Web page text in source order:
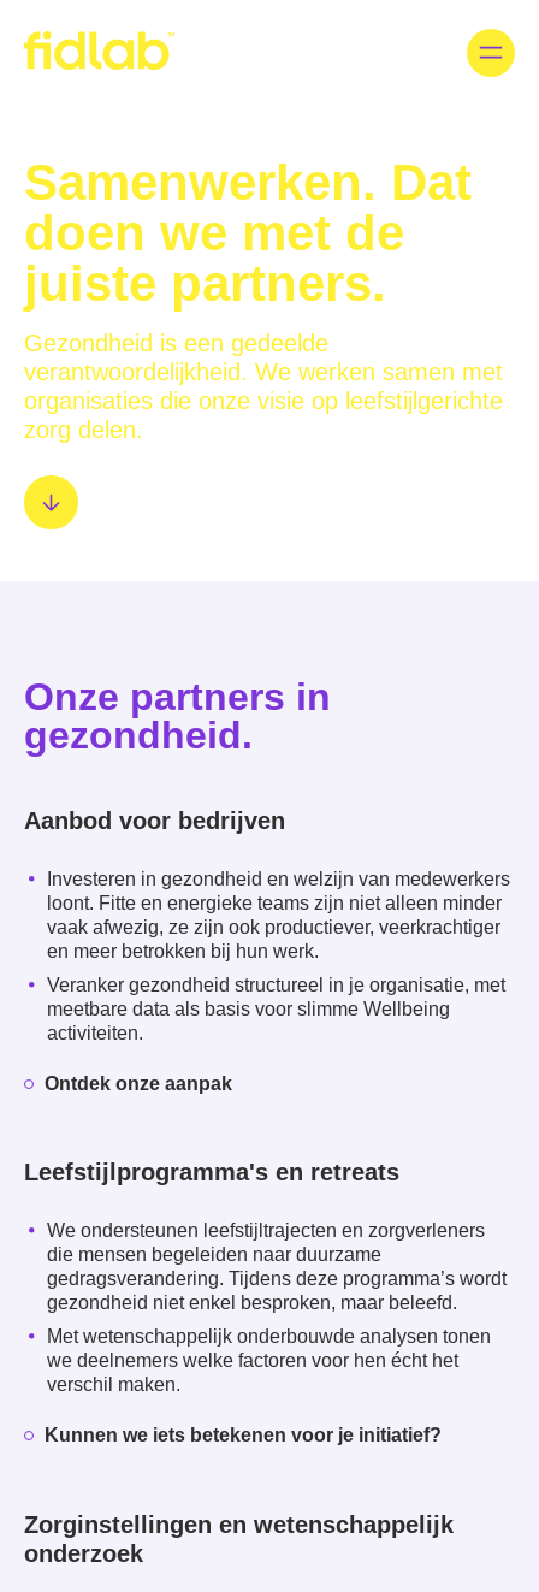
Hoe werkt Fidlab?
Gezondheidsinzichten
Wetenschap
Netwerk
Samenwerken. Dat
doen we met de
juiste partners.
Gezondheid is een gedeelde
verantwoordelijkheid. We werken samen met
organisaties die onze visie op leefstijlgerichte
zorg delen.
Onze partners in
gezondheid.
Aanbod voor bedrijven
Investeren in gezondheid en welzijn van medewerkers
loont. Fitte en energieke teams zijn niet alleen minder
vaak afwezig, ze zijn ook productiever, veerkrachtiger
en meer betrokken bij hun werk.
Veranker gezondheid structureel in je organisatie, met
meetbare data als basis voor slimme Wellbeing
activiteiten.
Ontdek onze aanpak
Leefstijlprogramma's en retreats
We ondersteunen leefstijltrajecten en zorgverleners
die mensen begeleiden naar duurzame
gedragsverandering. Tijdens deze programma’s wordt
gezondheid niet enkel besproken, maar beleefd.
Met wetenschappelijk onderbouwde analysen tonen
we deelnemers welke factoren voor hen écht het
verschil maken.
Kunnen we iets betekenen voor je initiatief?
Zorginstellingen en wetenschappelijk
onderzoek